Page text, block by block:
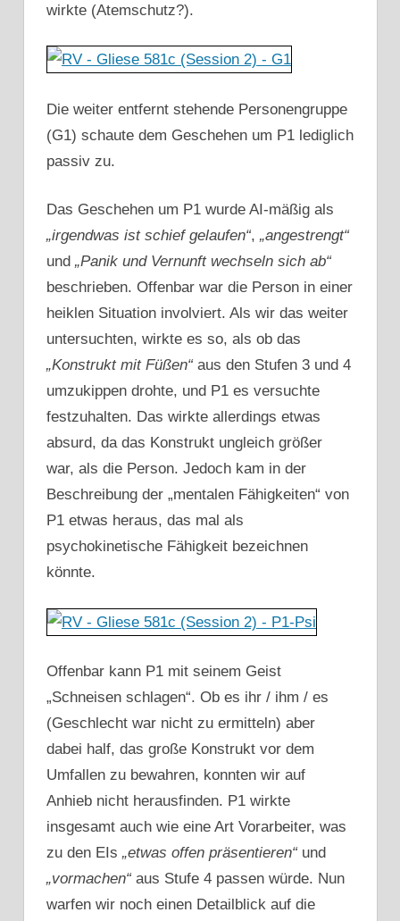
wirkte (Atemschutz?).
Die weiter entfernt stehende Personengruppe
(G1) schaute dem Geschehen um P1 lediglich
passiv zu.
Das Geschehen um P1 wurde AI-mäßig als
„irgendwas ist schief gelaufen“, „angestrengt“
und „Panik und Vernunft wechseln sich ab“
beschrieben. Offenbar war die Person in einer
heiklen Situation involviert. Als wir das weiter
untersuchten, wirkte es so, als ob das
„Konstrukt mit Füßen“ aus den Stufen 3 und 4
umzukippen drohte, und P1 es versuchte
festzuhalten. Das wirkte allerdings etwas
absurd, da das Konstrukt ungleich größer
war, als die Person. Jedoch kam in der
Beschreibung der „mentalen Fähigkeiten“ von
P1 etwas heraus, das mal als
psychokinetische Fähigkeit bezeichnen
könnte.
Offenbar kann P1 mit seinem Geist
„Schneisen schlagen“. Ob es ihr / ihm / es
(Geschlecht war nicht zu ermitteln) aber
dabei half, das große Konstrukt vor dem
Umfallen zu bewahren, konnten wir auf
Anhieb nicht herausfinden. P1 wirkte
insgesamt auch wie eine Art Vorarbeiter, was
zu den EIs „etwas offen präsentieren“ und
„vormachen“ aus Stufe 4 passen würde. Nun
warfen wir noch einen Detailblick auf die